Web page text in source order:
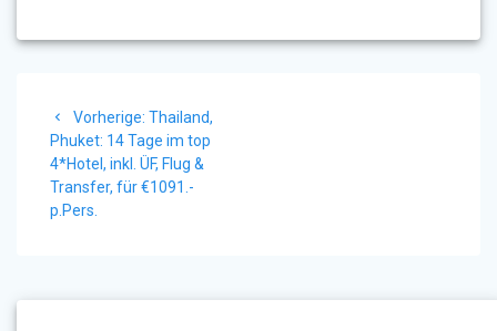
Vorherige: Vorheriger
Beitrag:
Thailand,
Phuket: 14 Tage im top
4*Hotel, inkl. ÜF, Flug &
Transfer, für €1091.-
p.Pers.